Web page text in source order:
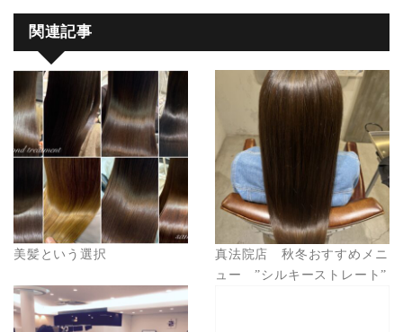
関連記事
美髪という選択
真法院店 秋冬おすすめメニ
ュー ”シルキーストレート”